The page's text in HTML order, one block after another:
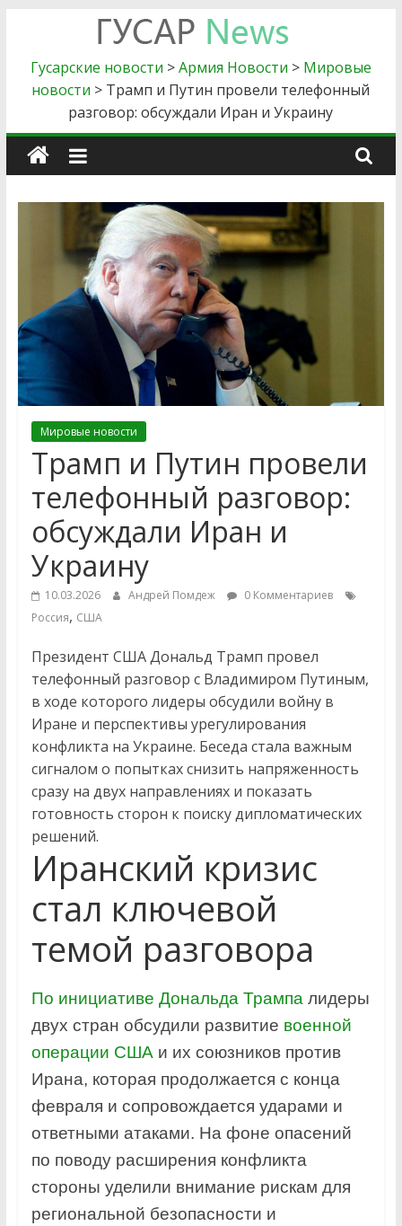
content
Гусарские
новости
Главные
новости
силового
Гусарские новости >Армия Новости > Мировые
новости > Трамп и Путин провели телефонный
разговор: обсуждали Иран и Украину
Мировые новости
Трамп и Путин провели
телефонный разговор:
обсуждали Иран и
Украину
10.03.2026 Андрей Помдеж
0 Комментариев
Россия, США
Президент США Дональд Трамп провел
телефонный разговор с Владимиром Путиным,
в ходе которого лидеры обсудили войну в
Иране и перспективы урегулирования
конфликта на Украине. Беседа стала важным
сигналом о попытках снизить напряженность
сразу на двух направлениях и показать
готовность сторон к поиску дипломатических
решений.
Иранский кризис
стал ключевой
темой разговора
По инициативе Дональда Трампа лидеры
двух стран обсудили развитие военной
операции США и их союзников против
Ирана, которая продолжается с конца
февраля и сопровождается ударами и
ответными атаками. На фоне опасений
по поводу расширения конфликта
стороны уделили внимание рискам для
региональной безопасности и